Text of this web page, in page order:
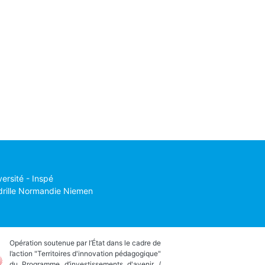
- Inspé
Normandie Niemen
Opération soutenue par l’État dans le cadre de
l’action "Territoires d'innovation pédagogique"